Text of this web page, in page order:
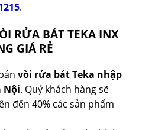
.
RỬA BÁT TEKA INX
GIÁ RẺ
vòi rửa bát Teka nhập
Nội. Quý khách hàng sẽ
đến 40% các sản phẩm